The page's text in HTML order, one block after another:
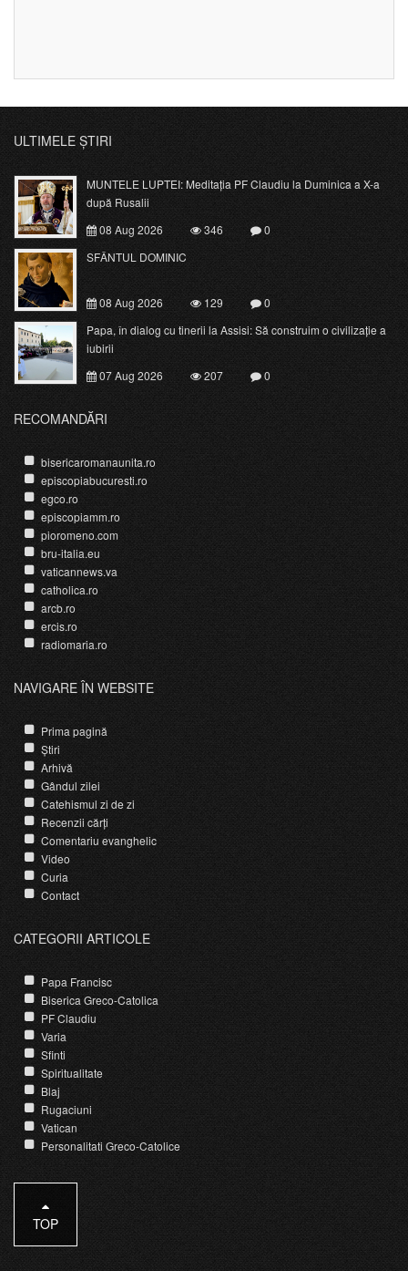
ULTIMELE ȘTIRI
MUNTELE LUPTEI: Meditația PF Claudiu la Duminica a X-a
după Rusalii
08 Aug 2026
346
0
SFÂNTUL DOMINIC
08 Aug 2026 129
0
Papa, în dialog cu tinerii la Assisi: Să construim o civilizație a
iubirii
07 Aug 2026
207 0
RECOMANDĂRI
bisericaromanaunita.ro
episcopiabucuresti.ro
egco.ro
episcopiamm.ro
pioromeno.com
bru-italia.eu
vaticannews.va
catholica.ro
arcb.ro
ercis.ro
radiomaria.ro
NAVIGARE ÎN WEBSITE
Prima pagină
Știri
Arhivă
Gândul zilei
Catehismul zi de zi
Recenzii cărți
Comentariu evanghelic
Video
Curia
Contact
CATEGORII ARTICOLE
Papa Francisc
Biserica Greco-Catolica
PF Claudiu
Varia
Sfinti
Spiritualitate
Blaj
Rugaciuni
Vatican
Personalitati Greco-Catolice
TOP